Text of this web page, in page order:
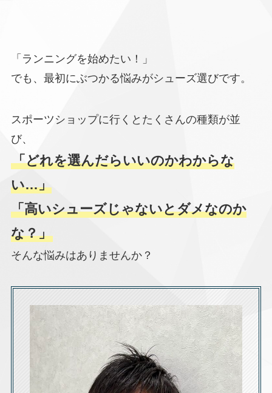
「ランニングを始めたい！」
でも、最初にぶつかる悩みがシューズ選びです。
スポーツショップに行くとたくさんの種類が並
び、
「どれを選んだらいいのかわからな
い…」
「高いシューズじゃないとダメなのか
な？」
そんな悩みはありませんか？